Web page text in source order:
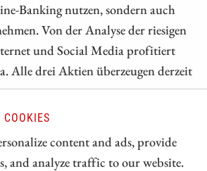
COOKIES
content and ads, provide
and analyze traffic to our website.
Banking nutzen, sondern auch
Von der Analyse der riesigen
und Social Media profitiert
Alle drei Aktien überzeugen derzeit